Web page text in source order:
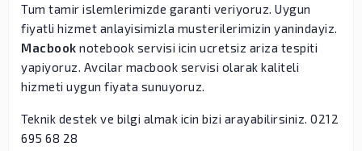
Tum tamir islemlerimizde garanti veriyoruz. Uygun
fiyatli hizmet anlayisimizla musterilerimizin yanindayiz.
Macbook notebook servisi icin ucretsiz ariza tespiti
yapiyoruz. Avcilar macbook servisi olarak kaliteli
hizmeti uygun fiyata sunuyoruz.
Teknik destek ve bilgi almak icin bizi arayabilirsiniz. 0212
695 68 28